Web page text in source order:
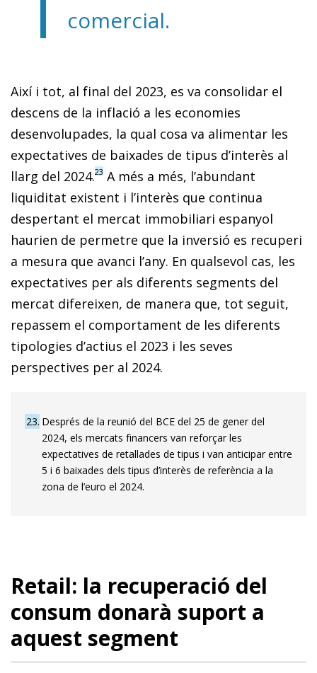
comercial.
Així i tot, al final del 2023, es va consolidar el
descens de la inflació a les economies
desenvolupades, la qual cosa va alimentar les
expectatives de baixades de tipus d’interès al
llarg del 2024.23 A més a més, l’abundant
liquiditat existent i l’interès que continua
despertant el mercat immobiliari espanyol
haurien de permetre que la inversió es recuperi
a mesura que avanci l’any. En qualsevol cas, les
expectatives per als diferents segments del
mercat difereixen, de manera que, tot seguit,
repassem el comportament de les diferents
tipologies d’actius el 2023 i les seves
perspectives per al 2024.
23 Després de la reunió del BCE del 25 de gener del
2024, els mercats financers van reforçar les
expectatives de retallades de tipus i van anticipar entre
5 i 6 baixades dels tipus d’interès de referència a la
zona de l’euro el 2024.
Retail: la recuperació del
consum donarà suport a
aquest segment